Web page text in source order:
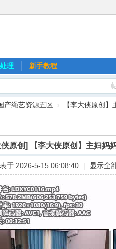
理 新手教程
产绳艺资源五区 › 【李大侠原创
原创] 【李大侠原创】主妇妈
于 2026-5-15 06:08:40 显示全